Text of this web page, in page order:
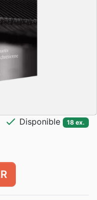
check Disponible 18 ex.